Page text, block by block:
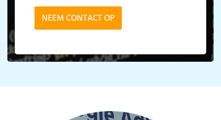
NEEM CONTACT OP